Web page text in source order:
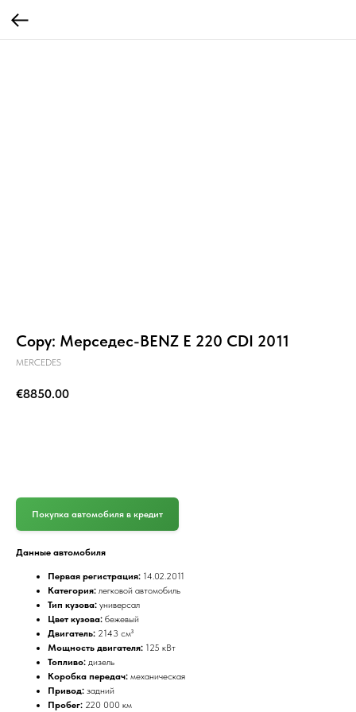
Copy: Мерседес-BENZ E 220 CDI 2011
MERCEDES
€8850.00
Покупка автомобиля в кредит
Данные автомобиля
Первая регистрация: 14.02.2011
Категория: легковой автомобиль
Тип кузова: универсал
Цвет кузова: бежевый
Двигатель: 2143 см³
Мощность двигателя: 125 кВт
Топливо: дизель
Коробка передач: механическая
Привод: задний
Пробег: 220 000 км